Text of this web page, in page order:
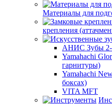
Материалы для
крепления
АНИС Зубы 2-
Yamahachi
гарнитуры)
Yamahachi
боксах)
VITA MFT